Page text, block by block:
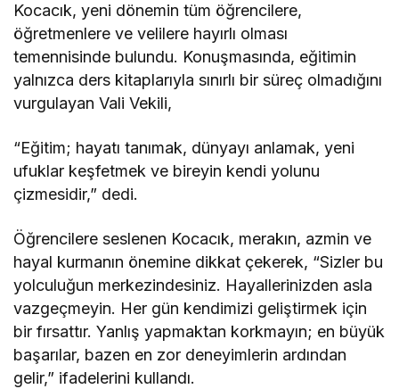
Kocacık, yeni dönemin tüm öğrencilere,
öğretmenlere ve velilere hayırlı olması
temennisinde bulundu. Konuşmasında, eğitimin
yalnızca ders kitaplarıyla sınırlı bir süreç olmadığını
vurgulayan Vali Vekili,
“Eğitim; hayatı tanımak, dünyayı anlamak, yeni
ufuklar keşfetmek ve bireyin kendi yolunu
çizmesidir,” dedi.
Öğrencilere seslenen Kocacık, merakın, azmin ve
hayal kurmanın önemine dikkat çekerek, “Sizler bu
yolculuğun merkezindesiniz. Hayallerinizden asla
vazgeçmeyin. Her gün kendimizi geliştirmek için
bir fırsattır. Yanlış yapmaktan korkmayın; en büyük
başarılar, bazen en zor deneyimlerin ardından
gelir,” ifadelerini kullandı.